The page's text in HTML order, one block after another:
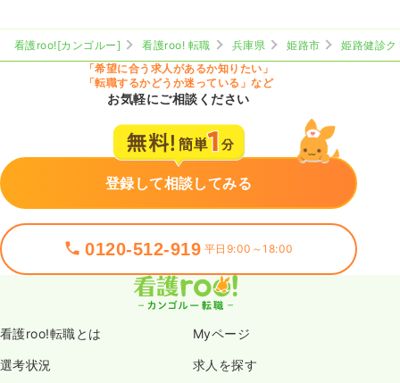
看護roo![カンゴルー] 看護roo! 転職 兵庫県 姫路市
姫路健診
「希望に合う求人があるか知りたい」
「転職するかどうか迷っている」など
お気軽にご相談ください
登録して相談してみる
0120-512-919 平日9:00～18:00
看護roo!転職とは Myページ
選考状況 求人を探す